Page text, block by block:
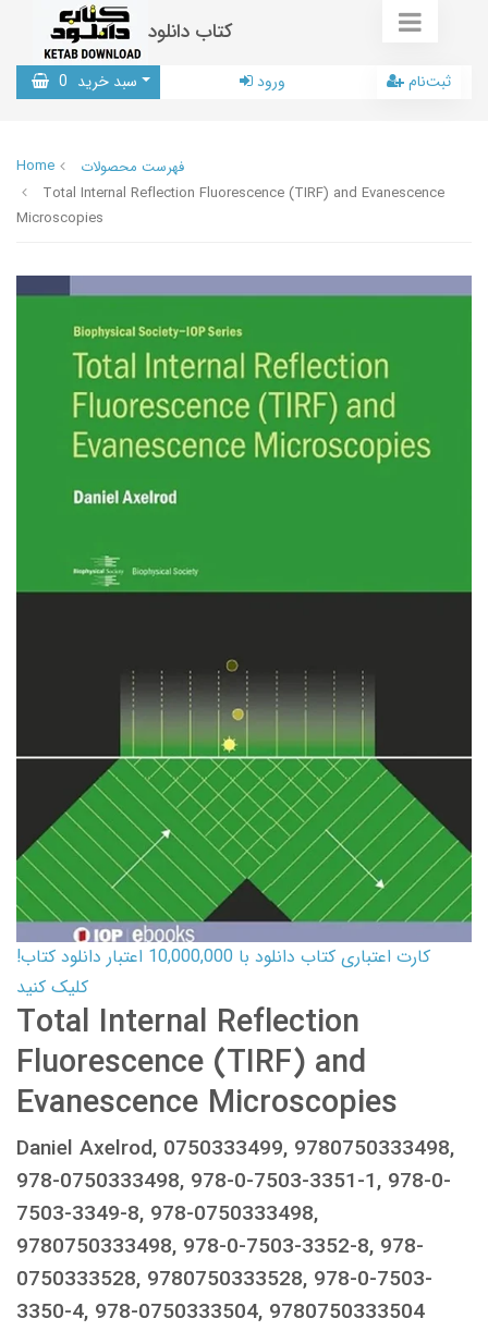
کتاب دانلود
سبد خرید 0 ورود ثبت‌نام
Home
فهرست محصولات
Total Internal Reflection Fluorescence (TIRF) and Evanescence
Microscopies
کارت اعتباری کتاب دانلود با 10,000,000 اعتبار دانلود کتاب!
کلیک کنید
Total Internal Reflection
Fluorescence (TIRF) and
Evanescence Microscopies
Daniel Axelrod, 0750333499, 9780750333498,
978-0750333498, 978-0-7503-3351-1, 978-0-
7503-3349-8, 978-0750333498,
9780750333498, 978-0-7503-3352-8, 978-
0750333528, 9780750333528, 978-0-7503-
3350-4, 978-0750333504, 9780750333504